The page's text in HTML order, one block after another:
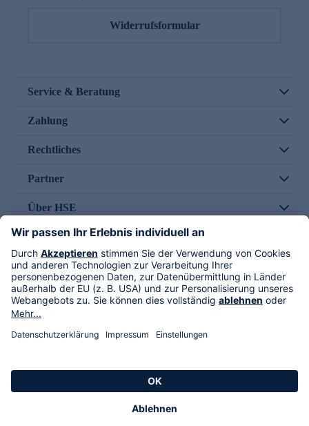
Widerrufsformular
Service & Beratung
Zahlung
Rechtliches
Partner
Über HSE
Im TV
HSE International